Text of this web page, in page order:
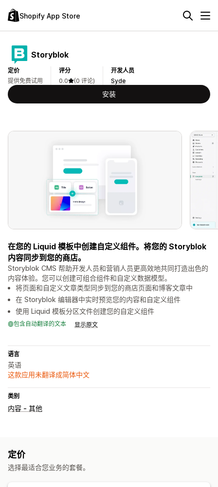
Shopify App Store
Storyblok
定价
提供免费试用
评分
0.0
(0 评论)
开发人员
Syde
安装
在您的 Liquid 模板中创建自定义组件。将您的 Storyblok
内容同步到您的商店。
Storyblok CMS 帮助开发人员和营销人员更高效地共同打造出色的
内容体验。您可以创建可组合组件和自定义数据模型。
将页面和自定义文章类型同步到您的商店页面和博客文章中
在 Storyblok 编辑器中实时预览您的内容和自定义组件
使用 Liquid 模板分区文件创建您的自定义组件
包含自动翻译的文本 显示原文
语言
英语
这款应用未翻译成简体中文
类别
内容 - 其他
定价
选择最适合您业务的套餐。